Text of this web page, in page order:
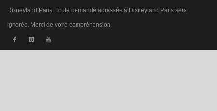
Disneyland Paris. Toute demande adressée à Disneyland Paris sera
ignorée. Merci de votre compréhension.